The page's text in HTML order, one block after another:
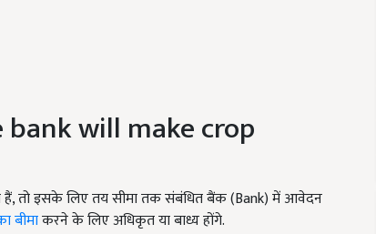
will make crop
हैं, तो इसके लिए तय सीमा तक संबंधित बैंक (Bank) में आवेदन
बीमाकरने के लिए अधिकृत या बाध्य होंगे.